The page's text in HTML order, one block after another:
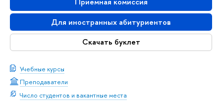
Для иностранных абитуриентов
Скачать буклет
Учебные курсы
Преподаватели
Число студентов и вакантные места